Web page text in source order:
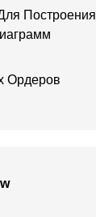
Построения
Ордеров